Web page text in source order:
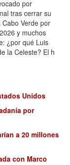
por
tras cerrar su
Verde por
y muchos
¿por qué Luis
la Celeste? El h
Unidos
por
a 20 millones
con Marco